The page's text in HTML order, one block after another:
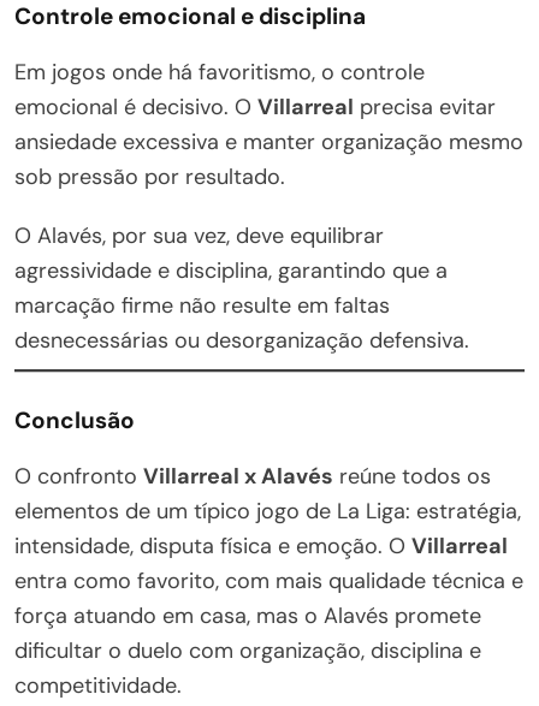
Controle emocional e disciplina
Em jogos onde há favoritismo, o controle
emocional é decisivo. O Villarreal precisa evitar
ansiedade excessiva e manter organização mesmo
sob pressão por resultado.
O Alavés, por sua vez, deve equilibrar
agressividade e disciplina, garantindo que a
marcação firme não resulte em faltas
desnecessárias ou desorganização defensiva.
Conclusão
O confronto Villarreal x Alavés reúne todos os
elementos de um típico jogo de La Liga: estratégia,
intensidade, disputa física e emoção. O Villarreal
entra como favorito, com mais qualidade técnica e
força atuando em casa, mas o Alavés promete
dificultar o duelo com organização, disciplina e
competitividade.